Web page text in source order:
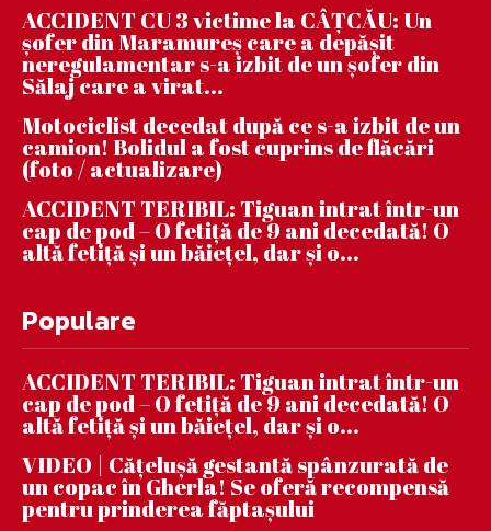
ACCIDENT CU 3 victime la CÂȚCĂU: Un
șofer din Maramureș care a depășit
neregulamentar s-a izbit de un șofer din
Sălaj care a virat...
Motociclist decedat după ce s-a izbit de un
camion! Bolidul a fost cuprins de flăcări
(foto / actualizare)
ACCIDENT TERIBIL: Tiguan intrat într-un
cap de pod – O fetiță de 9 ani decedată! O
altă fetiță și un băiețel, dar și o...
Populare
ACCIDENT TERIBIL: Tiguan intrat într-un
cap de pod – O fetiță de 9 ani decedată! O
altă fetiță și un băiețel, dar și o...
VIDEO | Căţeluşă gestantă spânzurată de
un copac în Gherla! Se oferă recompensă
pentru prinderea făptaşului